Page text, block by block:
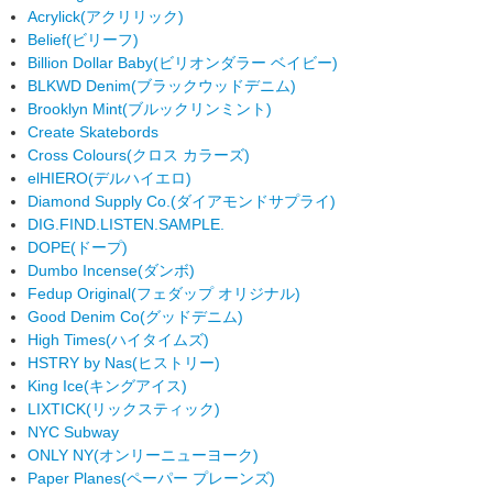
Acrylick(アクリリック)
Belief(ビリーフ)
Billion Dollar Baby(ビリオンダラー ベイビー)
BLKWD Denim(ブラックウッドデニム)
Brooklyn Mint(ブルックリンミント)
Create Skatebords
Cross Colours(クロス カラーズ)
elHIERO(デルハイエロ)
Diamond Supply Co. (ダイアモンドサプライ)
DIG.FIND.LISTEN.SAMPLE.
DOPE(ドープ)
Dumbo Incense(ダンボ)
Fedup Original(フェダップ オリジナル)
Good Denim Co(グッドデニム)
High Times(ハイタイムズ)
HSTRY by Nas(ヒストリー)
King Ice(キングアイス)
LIXTICK(リックスティック)
NYC Subway
ONLY NY(オンリーニューヨーク)
Paper Planes(ペーパー プレーンズ)